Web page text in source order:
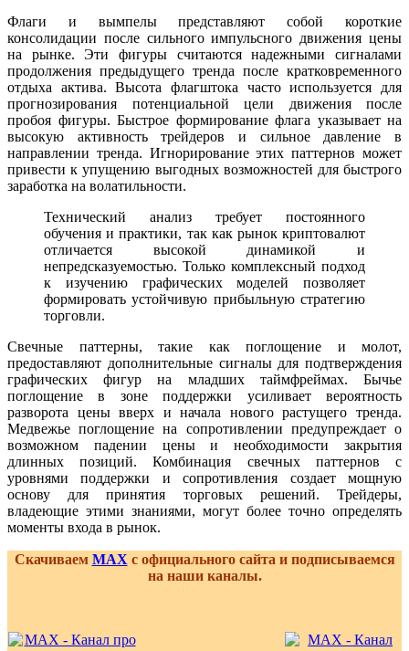
Флаги и вымпелы представляют собой короткие
консолидации после сильного импульсного движения цены
на рынке. Эти фигуры считаются надежными сигналами
продолжения предыдущего тренда после кратковременного
отдыха актива. Высота флагштока часто используется для
прогнозирования потенциальной цели движения после
пробоя фигуры. Быстрое формирование флага указывает на
высокую активность трейдеров и сильное давление в
направлении тренда. Игнорирование этих паттернов может
привести к упущению выгодных возможностей для быстрого
заработка на волатильности.
Технический анализ требует постоянного
обучения и практики, так как рынок криптовалют
отличается высокой динамикой и
непредсказуемостью. Только комплексный подход
к изучению графических моделей позволяет
формировать устойчивую прибыльную стратегию
торговли.
Свечные паттерны, такие как поглощение и молот,
предоставляют дополнительные сигналы для подтверждения
графических фигур на младших таймфреймах. Бычье
поглощение в зоне поддержки усиливает вероятность
разворота цены вверх и начала нового растущего тренда.
Медвежье поглощение на сопротивлении предупреждает о
возможном падении цены и необходимости закрытия
длинных позиций. Комбинация свечных паттернов с
уровнями поддержки и сопротивления создает мощную
основу для принятия торговых решений. Трейдеры,
владеющие этими знаниями, могут более точно определять
моменты входа в рынок.
Скачиваем MAXс официального сайта и подписываемся
на наши каналы.